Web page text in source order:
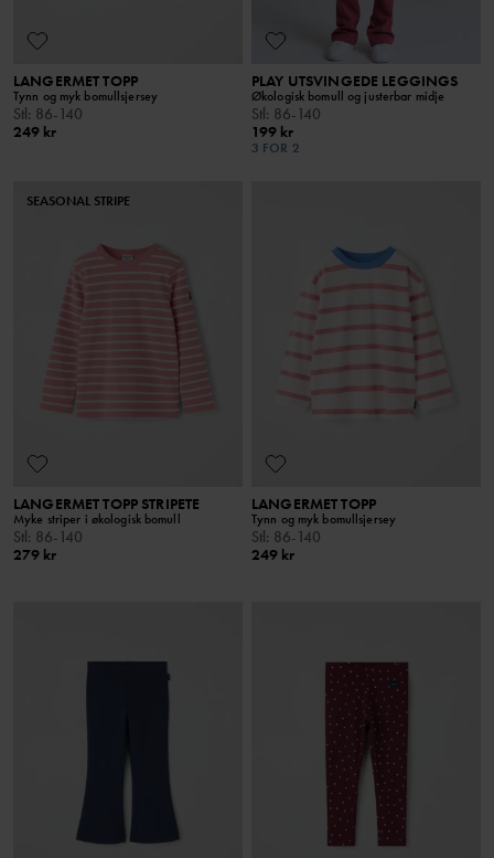
LANGERMET TOPP
Tynn og myk bomullsjersey
Stl: 86-140
249 kr
PLAY UTSVINGEDE LEGGINGS
Økologisk bomull og justerbar midje
Stl: 86-140
199 kr
3 FOR 2
SEASONAL STRIPE
LANGERMET TOPP STRIPETE
Myke striper i økologisk bomull
Stl : 86-140
279 kr
LANGERMET TOPP
Tynn og myk bomullsjersey
Stl : 86-140
249 kr